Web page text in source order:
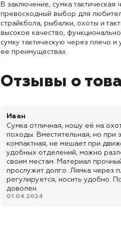
В заключение, сумка тактическая
превосходный выбор для
страйкбола, рыбалки, охоты и
высокое качество,
сумку тактическую через плечо и
ее преимуществах.
Отзывы о
Иван
Сумка отличная, ношу её на
походы. Вместительная, но при
компактная, не мешает при
удобных отделений, можно
своим местам. Материал
прослужит долго. Лямка через
регулируется, носить удобно.
доволен.
01.04.2024